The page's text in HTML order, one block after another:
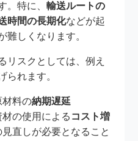
。特に、輸送ルートの
時間の長期化などが起
難しくなります。
リスクとしては、例え
られます。
材料の納期遅延
の使用による コスト増
直しが必要となること